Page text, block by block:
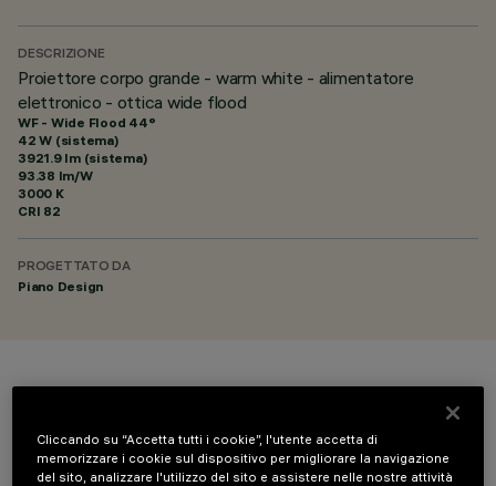
DESCRIZIONE
Proiettore corpo grande - warm white - alimentatore
elettronico - ottica wide flood
WF - Wide Flood 44°
42 W (sistema)
3921.9 lm (sistema)
93.38 lm/W
3000 K
CRI 82
PROGETTATO DA
Piano Design
COLORE
Cliccando su “Accetta tutti i cookie”, l'utente accetta di
memorizzare i cookie sul dispositivo per migliorare la navigazione
del sito, analizzare l'utilizzo del sito e assistere nelle nostre attività